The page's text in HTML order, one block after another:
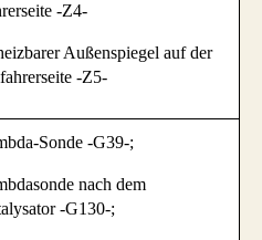
-Z4-
Außenspiegel auf der
-Z5-
Sonde -G39-;
nach dem
-G130-;